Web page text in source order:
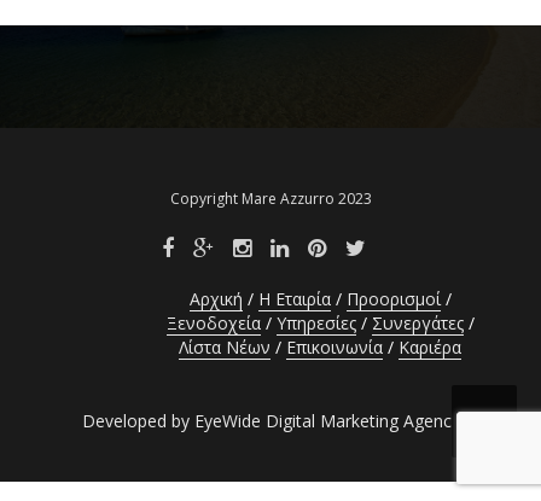
Copyright Mare Azzurro 2023
Αρχική Η Εταιρία
Προορισμοί
Ξενοδοχεία
Υπηρεσίες
Συνεργάτες
Λίστα Νέων
Επικοινωνία Καριέρα
Developed by EyeWide Digital Marketing Agency